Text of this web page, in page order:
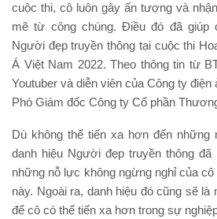
cuộc thi, cô luôn gây ấn tượng và
mẽ từ công chúng. Điều đó đã giúp
Người đẹp truyền thông tại cuộc thi
Á Việt Nam 2022. Theo thông tin từ
Youtuber và diễn viên của Công ty
Phó Giám đốc Công ty Cổ phần
Dù không thể tiến xa hơn đến những
danh hiệu Người đẹp truyền thông
những nỗ lực không ngừng nghỉ của
này. Ngoài ra, danh hiệu đó cũng sẽ
để cô có thể tiến xa hơn trong sự